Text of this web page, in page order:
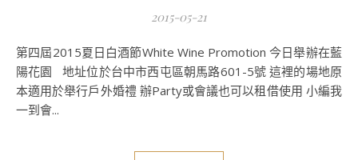
2015-05-21
第四屆2015夏日白酒節White Wine Promotion 今日舉辦在藍
陽花園 地址位於台中市西屯區朝馬路601-5號 這裡的場地原
本適用於舉行戶外婚禮 辦Party或會議也可以租借使用 小編我
一到會...